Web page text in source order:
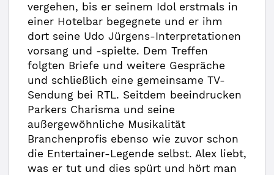
vergehen, bis er seinem Idol erstmals in
einer Hotelbar begegnete und er ihm
dort seine Udo Jürgens-Interpretationen
vorsang und -spielte. Dem Treffen
folgten Briefe und weitere Gespräche
und schließlich eine gemeinsame TV-
Sendung bei RTL. Seitdem beeindrucken
Parkers Charisma und seine
außergewöhnliche Musikalität
Branchenprofis ebenso wie zuvor schon
die Entertainer-Legende selbst. Alex liebt,
was er tut und dies spürt und hört man